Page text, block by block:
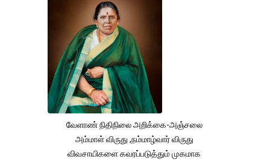
வேளாண் நிதிநிலை அறிக்கை-அஞ்சலை
அம்மாள் விருது ,நம்மாழ்வார் விருது
விவசாயிகளை கவரப்படுத்தும் முகமாக